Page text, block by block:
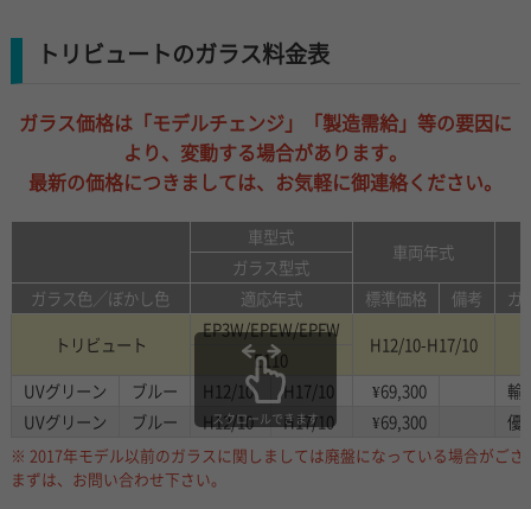
トリビュートのガラス料金表
ガラス価格は「モデルチェンジ」「製造需給」等の要因に
より、変動する場合があります。
最新の価格につきましては、お気軽に御連絡ください。
車型式
車両年式
ガラス型式
ガラス色／ぼかし色
適応年式 標準価格 備考
ガ
トリビュート
EP3W/EPEW/EPFW
H12/10-H17/10
E110
UVグリーン
ブルー H12/10 H17/10 ¥69,300
輸
UVグリーン
ブルー H12/10 H17/10 ¥69,300 優
※ 2017年モデル以前のガラスに関しましては廃盤になっている場合がござ
まずは、お問い合わせ下さい。
スクロールできます